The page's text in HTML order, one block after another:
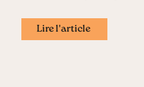
Lire l'article